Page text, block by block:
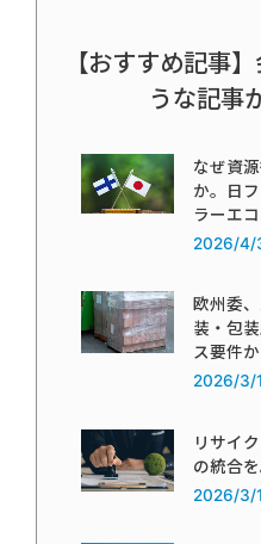
【おすすめ記事
うな記事
なぜ資
か。日
ラーエ
2026/4/
欧州委
装・包
ス要件
2026/3/
リサイ
の統合
2026/3/